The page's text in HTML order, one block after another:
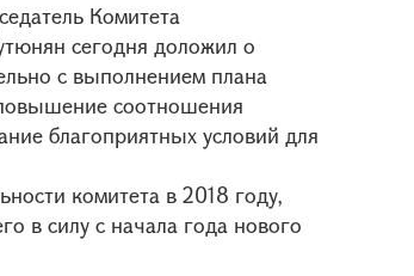
Комитета
сегодня доложил о
с выполнением плана
соотношения
благоприятных условий для
комитета в 2018 году,
в силу с начала года нового